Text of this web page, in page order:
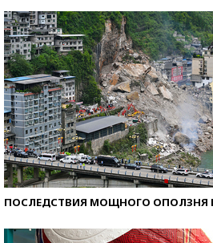
ПОСЛЕДСТВИЯ МОЩНОГО ОПОЛЗНЯ